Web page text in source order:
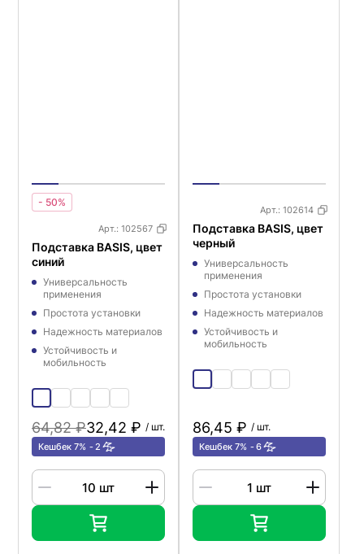
- 50%
Арт.: 102567
Подставка BASIS, цвет
синий
Универсальность
применения
Простота установки
Надежность материалов
Устойчивость и
мобильность
64,82 ₽32,42 ₽ / шт.
Кешбек 7% 2
Арт.: 102614
Подставка BASIS, цвет
черный
Универсальность
применения
Простота установки
Надежность материалов
Устойчивость и
мобильность
86,45 ₽ / шт.
Кешбек 7% 6